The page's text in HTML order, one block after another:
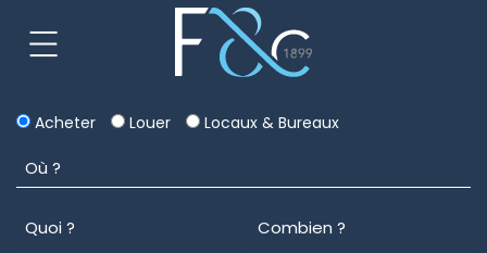
Acheter Louer Locaux & Bureaux